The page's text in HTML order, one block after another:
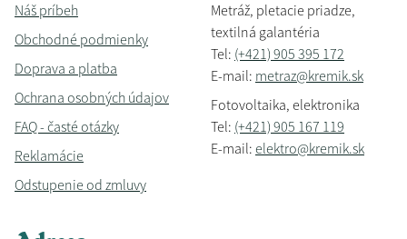
Náš príbeh
Obchodné podmienky
Doprava a platba
Ochrana osobných údajov
FAQ - časté otázky
Reklamácie
Odstupenie od zmluvy
Metráž, pletacie priadze,
textilná galantéria
Tel: (+421) 905 395 172
E-mail: metraz@kremik.sk
Fotovoltaika, elektronika
Tel: (+421) 905 167 119
E-mail: elektro@kremik.sk